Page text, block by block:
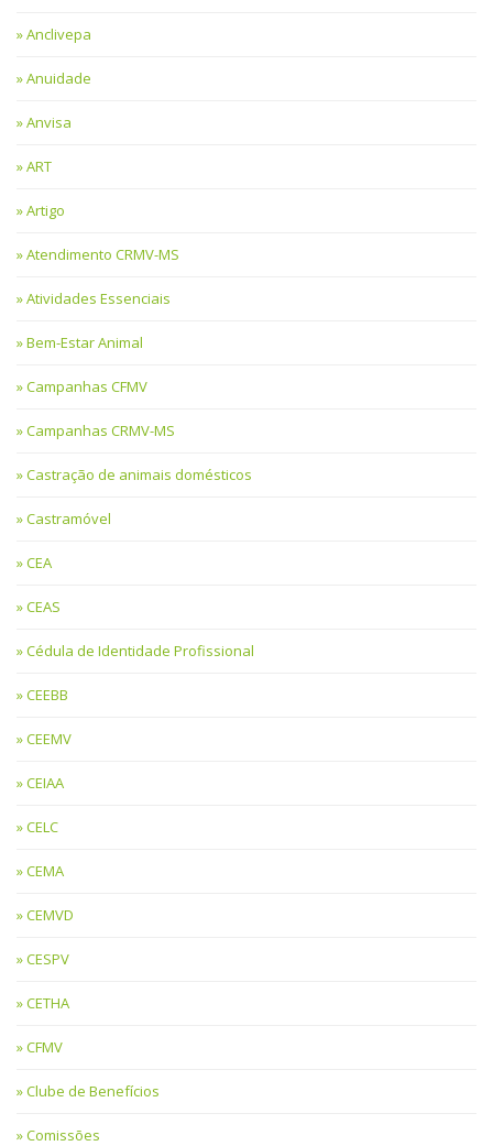
Anclivepa
Anuidade
Anvisa
ART
Artigo
Atendimento CRMV-MS
Atividades Essenciais
Bem-Estar Animal
Campanhas CFMV
Campanhas CRMV-MS
Castração de animais domésticos
Castramóvel
CEA
CEAS
Cédula de Identidade Profissional
CEEBB
CEEMV
CEIAA
CELC
CEMA
CEMVD
CESPV
CETHA
CFMV
Clube de Benefícios
Comissões